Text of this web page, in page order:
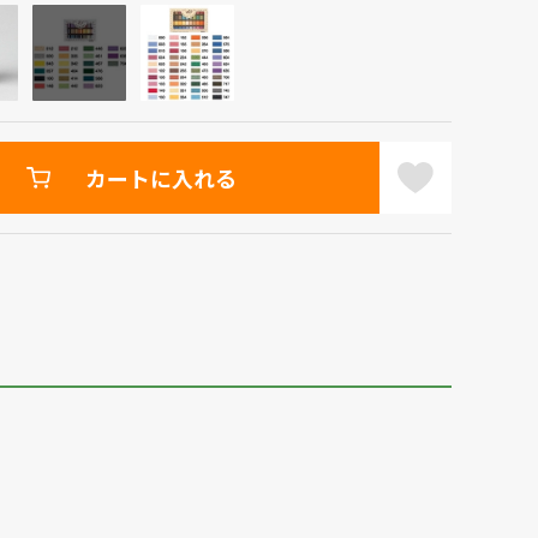
カートに入れる